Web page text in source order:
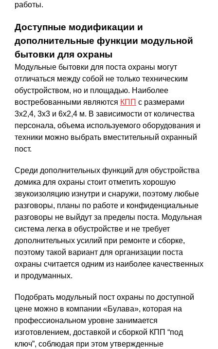
работы.
Доступные модификации и
дополнительные функции модульной
бытовки для охраны
Модульные бытовки для поста охраны могут
отличаться между собой не только техническим
обустройством, но и площадью. Наиболее
востребованными являются КПП с размерами
3х2,4, 3х3 и 6х2,4 м. В зависимости от количества
персонала, объема используемого оборудования и
техники можно выбрать вместительный охранный
пост.
Среди дополнительных функций для обустройства
домика для охраны стоит отметить хорошую
звукоизоляцию изнутри и снаружи, поэтому любые
разговоры, планы по работе и конфиденциальные
разговоры не выйдут за пределы поста. Модульная
система легка в обустройстве и не требует
дополнительных усилий при ремонте и сборке,
поэтому такой вариант для организации поста
охраны считается одним из наиболее качественных
и продуманных.
Подобрать модульный пост охраны по доступной
цене можно в компании «Булава», которая на
профессиональном уровне занимается
изготовлением, доставкой и сборкой КПП “под
ключ”, соблюдая при этом утвержденные